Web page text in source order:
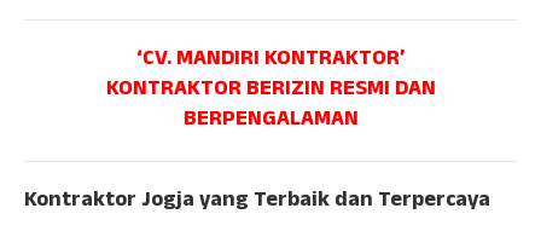
‘CV. MANDIRI KONTRAKTOR’
KONTRAKTOR BERIZIN RESMI DAN
BERPENGALAMAN
Kontraktor Jogja yang Terbaik dan Terpercaya